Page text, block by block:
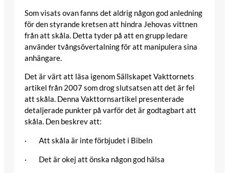
Som visats ovan fanns det aldrig någon god anledning
för den styrande kretsen att hindra Jehovas vittnen
från att skåla. Detta tyder på att en grupp ledare
använder tvångsövertalning för att manipulera sina
anhängare.
Det är värt att läsa igenom Sällskapet Vakttornets
artikel från 2007 som drog slutsatsen att det är fel
att skåla. Denna Vakttornsartikel presenterade
detaljerade punkter på varför det är godtagbart att
skåla. Den beskrev att:
· Att skåla är inte förbjudet i Bibeln
· Det är okej att önska någon god hälsa